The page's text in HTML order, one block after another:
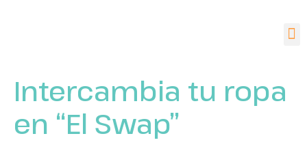
Intercambia tu ropa
en “El Swap”